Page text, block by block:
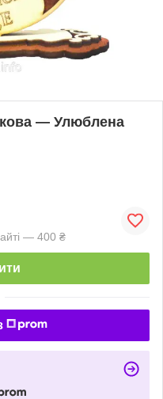
— Улюблена
— 400 ₴